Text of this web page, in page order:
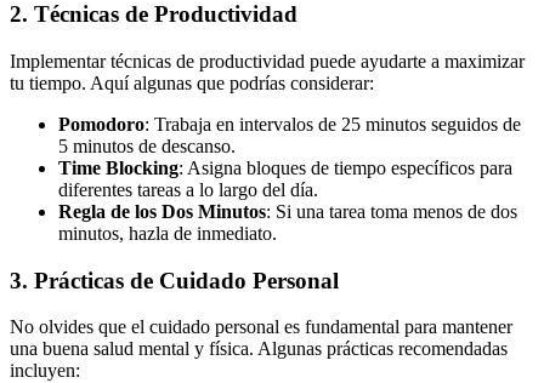
2. Técnicas de Productividad
Implementar técnicas de productividad puede ayudarte a maximizar
tu tiempo. Aquí algunas que podrías considerar:
Pomodoro: Trabaja en intervalos de 25 minutos seguidos de
5 minutos de descanso.
Time Blocking: Asigna bloques de tiempo específicos para
diferentes tareas a lo largo del día.
Regla de los Dos Minutos: Si una tarea toma menos de dos
minutos, hazla de inmediato.
3. Prácticas de Cuidado Personal
No olvides que el cuidado personal es fundamental para mantener
una buena salud mental y física. Algunas prácticas recomendadas
incluyen: